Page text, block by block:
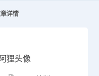
详情
狸头像